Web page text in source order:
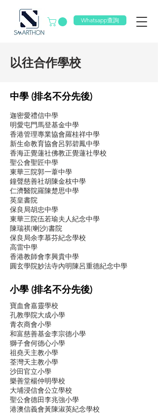
Whatsapp查詢
以往合作學校
中學 (排名不分先後)
迦密愛禮信中學
明愛屯門馬登基金中學
香港管理專業協會羅桂祥中學
新生命教育協會呂郭碧鳳中學
香海正覺蓮社佛教正覺蓮社學校
聖公會聖匠中學
東華三院郭一葦中學
鐘聲慈善社胡陳金枝中學
仁濟醫院羅陳楚思中學
英皇書院
保良局胡忠中學
東華三院伍若瑜夫人紀念中學
陳瑞祺(喇沙)書院
保良局余李慕芬紀念學校
高雷中學
香港教師會李興貴中學
圓玄學院妙法寺內明陳呂重德紀念中學
小學 (排名不分先後)
寶血會嘉靈學校
孔教學院大成小學
青衣商會小學
和富慈善基金李宗德小學
獅子會何德心小學
祖堯天主教小學
荃灣天主教小學
沙田官立小學
樂善堂楊仲明學校
大埔浸信會公立學校
聖公會德田李兆強小學
港澳信義會黃陳淑英紀念學校